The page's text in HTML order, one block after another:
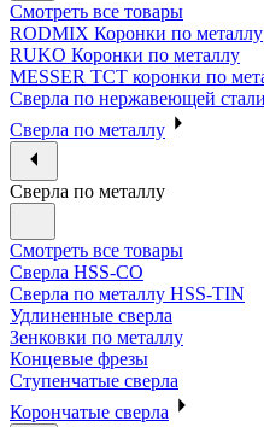
Смотреть все товары
RODMIX Коронки по металлу
RUKO Коронки по металлу
MESSER ТСТ коронки по
Сверла по нержавеющей
Сверла по металлу
Сверла по металлу
Смотреть все товары
Сверла HSS-CO
Сверла по металлу HSS-TIN
Удлиненные сверла
Зенковки по металлу
Концевые фрезы
Ступенчатые сверла
Корончатые сверла